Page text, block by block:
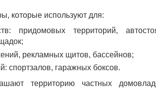
которые используют для:
придомовых территорий,
рекламных щитов, бассейнов;
спортзалов, гаражных боксов.
территорию частных